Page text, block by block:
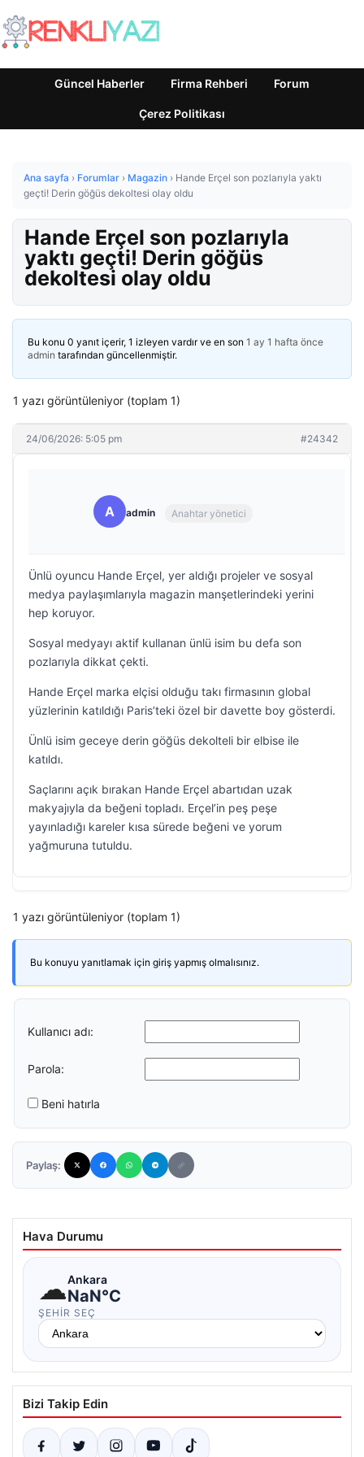
Güncel Haberler Firma Rehberi Forum
Çerez Politikası
Ana sayfa › Forumlar › Magazin › Hande Erçel son pozlarıyla yaktı
geçti! Derin göğüs dekoltesi olay oldu
Hande Erçel son pozlarıyla
yaktı geçti! Derin göğüs
dekoltesi olay oldu
Bu konu 0 yanıt içerir, 1 izleyen vardır ve en son 1 ay 1 hafta önce
admin tarafından güncellenmiştir.
1 yazı görüntüleniyor (toplam 1)
24/06/2026: 5:05 pm #24342
A admin Anahtar yönetici
Ünlü oyuncu Hande Erçel, yer aldığı projeler ve sosyal
medya paylaşımlarıyla magazin manşetlerindeki yerini
hep koruyor.
Sosyal medyayı aktif kullanan ünlü isim bu defa son
pozlarıyla dikkat çekti.
Hande Erçel marka elçisi olduğu takı firmasının global
yüzlerinin katıldığı Paris’teki özel bir davette boy gösterdi.
Ünlü isim geceye derin göğüs dekolteli bir elbise ile
katıldı.
Saçlarını açık bırakan Hande Erçel abartıdan uzak
makyajıyla da beğeni topladı. Erçel’in peş peşe
yayınladığı kareler kısa sürede beğeni ve yorum
yağmuruna tutuldu.
1 yazı görüntüleniyor (toplam 1)
Bu konuyu yanıtlamak için giriş yapmış olmalısınız.
Kullanıcı adı:
Parola:
Beni hatırla
Paylaş:
Hava Durumu
☁Ankara
NaN°C
ŞEHIR SEÇ
Bizi Takip Edin